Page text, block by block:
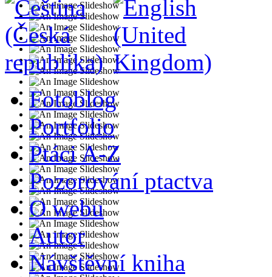
Fotoblog
Portfolio
Ptáci A-Z
Pozorování ptactva
O webu
Autor
Návštěvní kniha